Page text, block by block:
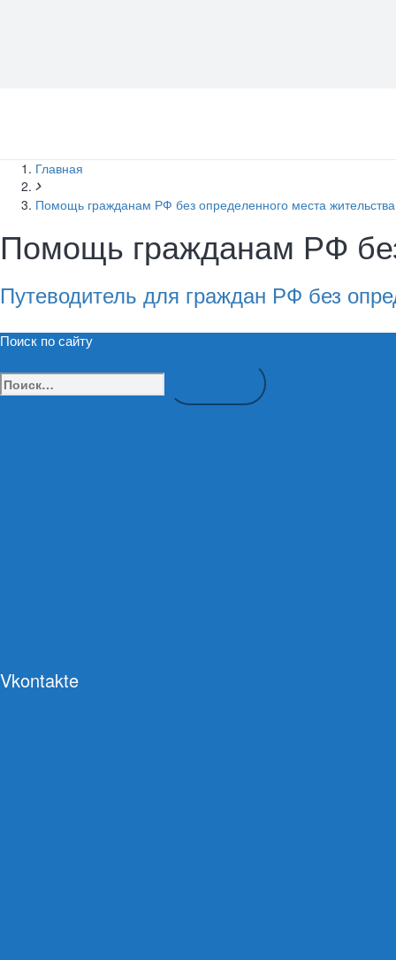
Главная
Помощь гражданам РФ без определенного места жительства
Помощь гражданам РФ
Путеводитель для граждан РФ без
Поиск по сайту
Найти:
Vkontakte